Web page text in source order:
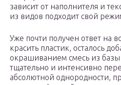
зависит от наполнителя и
из видов подходит свой
Уже почти получен ответ на
красить пластик, осталось
окрашиванием смесь из базы
тщательно и интенсивно
абсолютной однородности,